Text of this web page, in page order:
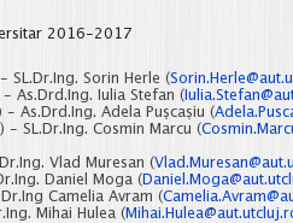
2016-2017
SL.Dr.Ing. Sorin Herle (
As.Drd.Ing. Iulia Stefan (
As.Drd.Ing. Adela Puşcaşiu (
- SL.Dr.Ing. Cosmin Marcu (
Vlad Muresan (
Daniel Moga (
Camelia Avram (
Mihai Hulea (